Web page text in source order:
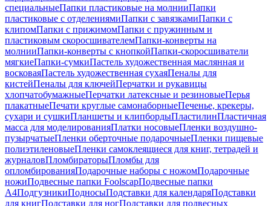
специальныеПапки пластиковые на молнииПапки
пластиковые с отделениямиПапки с завязкамиПапки с
клипомПапки с прижимомПапки с пружинным и
пластиковым скоросшивателемПапки-конверты на
молнииПапки-конверты с кнопкойПапки-скоросшиватели
мягкиеПапки-сумкиПастель художественная маслянная и
восковаяПастель художественная сухаяПеналы для
кистейПеналы для ключейПерчатки и рукавицы
хлопчатобумажныеПерчатки латексные и резиновыеПерья
плакатныеПечати круглые самонаборныеПеченье, крекеры,
сухари и сушкиПланшеты и клипбордыПластилинПластичная
масса для моделированияПлатки носовыеПленки воздушно-
пузырчатыеПленки оберточные подарочныеПленки пищевые
полиэтиленовыеПленки самоклеящиеся для книг, тетрадей и
журналовПломбираторыПломбы для
опломбированияПодарочные наборы с ножомПодарочные
ножиПодвесные папки FoolscapПодвесные папки
А4ПодгузникиПодносыПодставки для календаряПодставки
для книгПодставки для ногПодставки для подвесных